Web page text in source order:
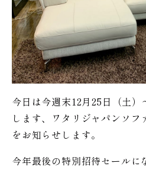
今日は今週末12月25日（土
します、ワタリジャパンソフ
をお知らせします。
今年最後の特別招待セールに